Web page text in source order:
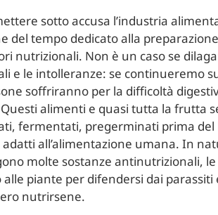
sotto accusa l’industria
del tempo dedicato alla
nutrizionali. Non è un caso se
e le intolleranze: se continueremo
soffriranno per la difficoltà
alimenti e quasi tutta la frutta
fermentati, pregerminati prima del
all’alimentazione umana. In
molte sostanze antinutrizionali, le
alle piante per difendersi dai parassiti
nutrirsene.